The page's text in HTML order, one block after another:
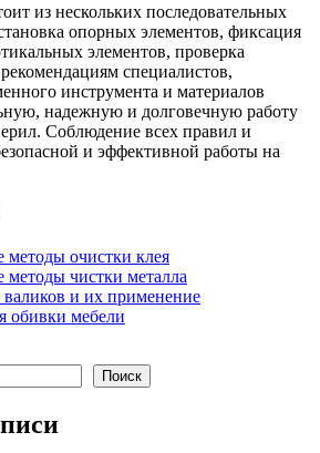
из нескольких последовательных
опорных элементов, фиксация
элементов, проверка
специалистов,
инструмента и материалов
надежную и долговечную работу
Соблюдение всех правил и
и эффективной работы на
методы очистки клея
методы чистки металла
и их применение
обивки мебели
Поиск